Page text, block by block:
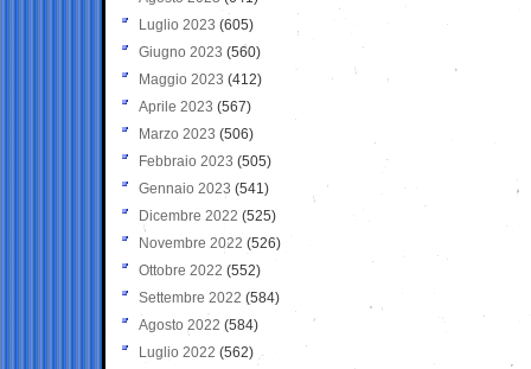
Luglio 2023 (605)
Giugno 2023 (560)
Maggio 2023 (412)
Aprile 2023 (567)
Marzo 2023 (506)
Febbraio 2023 (505)
Gennaio 2023 (541)
Dicembre 2022 (525)
Novembre 2022 (526)
Ottobre 2022 (552)
Settembre 2022 (584)
Agosto 2022 (584)
Luglio 2022 (562)